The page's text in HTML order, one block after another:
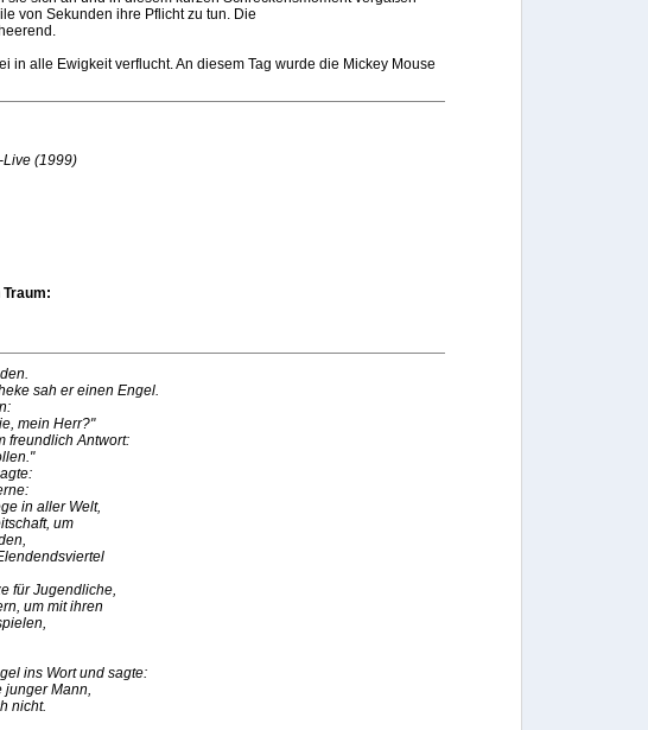
von Sekunden ihre Pflicht zu tun. Die
in alle Ewigkeit verflucht. An diesem Tag wurde die Mickey Mouse
Live (1999)
Traum:
sah er einen Engel.
mein Herr?"
freundlich Antwort:
in aller Welt,
um
für Jugendliche,
um mit ihren
ins Wort und sagte:
junger Mann,
nicht.